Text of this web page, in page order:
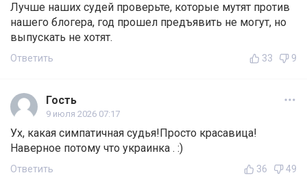
Лучше наших судей проверьте, которые мутят против
нашего блогера, год прошел предъявить не могут, но
выпускать не хотят.
Ответить 33 9
Гость
9 июля 2026 07:17
Ух, какая симпатичная судья!Просто красавица!
Наверное потому что украинка . :)
Ответить 36 49